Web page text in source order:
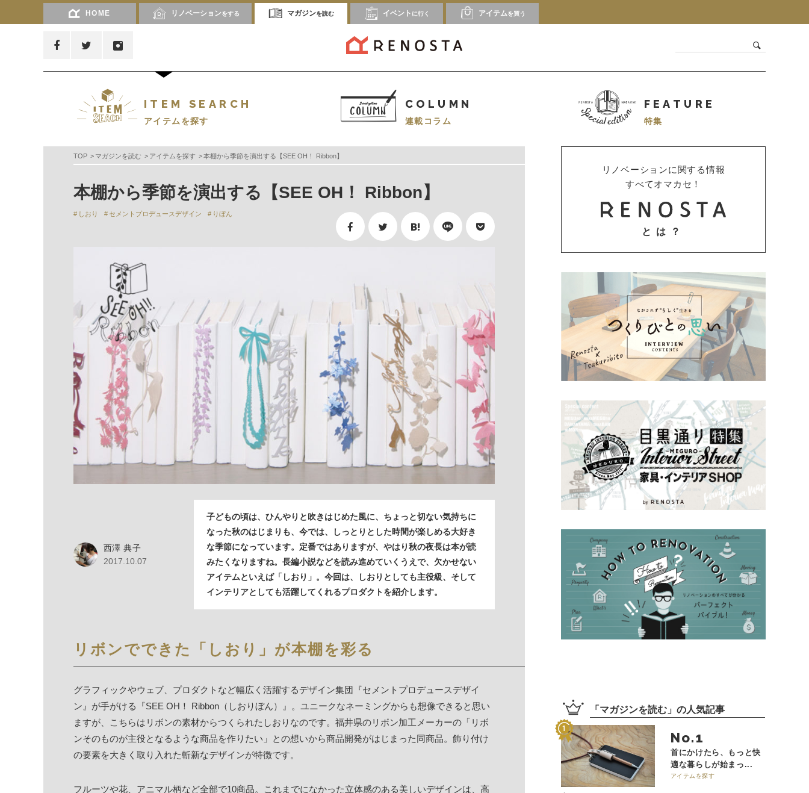
HOME リノベーションをする マガジンを読む イベント に行く アイテムを買う
ITEM SEARCH
アイテムを探す
COLUMN
連載コラム
FEATURE
特集
TOP マガジンを読む アイテムを探す 本棚から季節を演出する【SEE OH！ Ribbon】
本棚から季節を演出する【SEE OH！ Ribbon】
しおり セメントプロデュースデザイン りぼん
西澤 典子
2017.10.07
子どもの頃は、ひんやりと吹きはじめた風に、ちょっと切ない気持ちに
なった秋のはじまりも、今では、しっとりとした時間が楽しめる大好き
な季節になっています。定番ではありますが、やはり秋の夜長は本が読
みたくなりますね。長編小説などを読み進めていくうえで、欠かせない
アイテムといえば「しおり」。今回は、しおりとしても主役級、そして
インテリアとしても活躍してくれるプロダクトを紹介します。
リボンでできた「しおり」が本棚を彩る
グラフィックやウェブ、プロダクトなど幅広く活躍するデザイン集団『セメントプロデュースデザイ
ン』が手がける『SEE OH！ Ribbon（しおりぼん）』。ユニークなネーミングからも想像できると思い
ますが、こちらはリボンの素材からつくられたしおりなのです。福井県のリボン加工メーカーの「リボ
ンそのものが主役となるような商品を作りたい」との想いから商品開発がはじまった同商品。飾り付け
の要素を大きく取り入れた斬新なデザインが特徴です。
フルーツや花、アニマル柄など全部で10商品。これまでになかった立体感のある美しいデザインは、高
リノベーションに関する情報
すべてオマカセ！
とは？
「 マガジンを読む 」の人気記事
No.
首にかけたら、もっと快
適な暮らしが始まっ...
アイテムを探す